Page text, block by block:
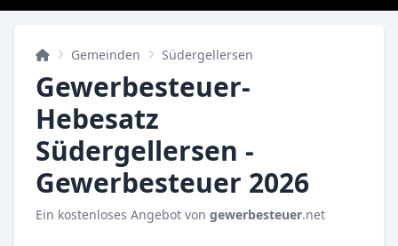
Gemeinden Südergellersen
Gewerbesteuer-
Hebesatz
Südergellersen -
Gewerbesteuer 2026
Ein kostenloses Angebot von gewerbesteuer.net